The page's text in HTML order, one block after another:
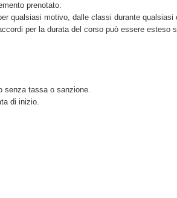
prenotato.
qualsiasi motivo, dalle classi durante qualsiasi
per la durata del corso può essere esteso
senza tassa o sanzione.
di inizio.